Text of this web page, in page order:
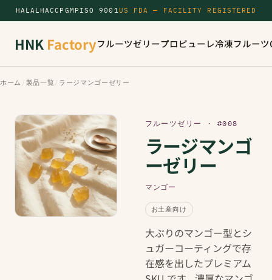
HALALHACCP GMP ISO 9001US FDA — FACILITY REGISTERED
HNK Factoryフルーツゼリープロピューレ冷凍フルーツ
ホーム / 製品一覧 / ラージマンゴーゼリー
フルーツゼリー · #008
ラージマンゴ
ーゼリー
マンゴー
お土産向け
大ぶりのマンゴー型とシ
ュガーコーティングで存
在感を出したプレミアム